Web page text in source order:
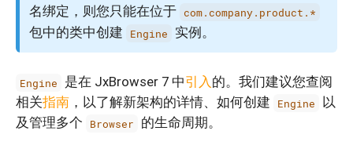
名绑定，则您只能在位于 com.company.product.*
包中的类中创建 Engine 实例。
Engine 是在 JxBrowser 7 中引入的。我们建议您查阅
相关指南 ，以了解新架构的详情、如何创建 Engine
以
及管理多个
Browser 的生命周期。